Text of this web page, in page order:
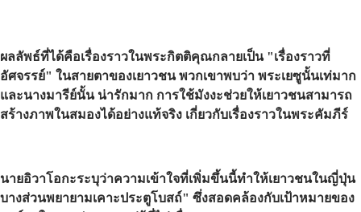
ผลลัพธ์ที่ได้คือเรื่องราวในพระกิตติคุณกลายเป็น "เรื่องราวที่
อัศจรรย์" ในสายตาของเยาวชน พวกเขาพบว่า พระเยซูนั้นเท่มาก
และนางมารีย์นั้น น่ารักมาก การใช้มังงะช่วยให้เยาวชนสามารถ
สร้างภาพในสมองได้อย่างแท้จริง เกี่ยวกับเรื่องราวในพระคัมภีร์
นายอิวาโอกะระบุว่าความเข้าใจที่เพิ่มขึ้นนี้ทำให้เยาวชนในญี่ปุ่น
บางส่วนพยายามเคาะประตูโบสถ์" ซึ่งสอดคล้องกับเป้าหมายของ